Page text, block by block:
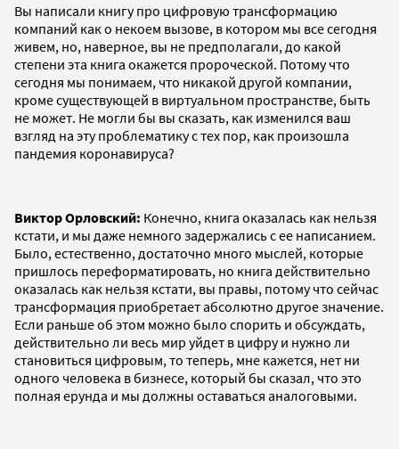
Вы написали книгу про цифровую трансформацию
компаний как о некоем вызове, в котором мы все сегодня
живем, но, наверное, вы не предполагали, до какой
степени эта книга окажется пророческой. Потому что
сегодня мы понимаем, что никакой другой компании,
кроме существующей в виртуальном пространстве, быть
не может. Не могли бы вы сказать, как изменился ваш
взгляд на эту проблематику с тех пор, как произошла
пандемия коронавируса?
Виктор Орловский: Конечно, книга оказалась как нельзя
кстати, и мы даже немного задержались с ее написанием.
Было, естественно, достаточно много мыслей, которые
пришлось переформатировать, но книга действительно
оказалась как нельзя кстати, вы правы, потому что сейчас
трансформация приобретает абсолютно другое значение.
Если раньше об этом можно было спорить и обсуждать,
действительно ли весь мир уйдет в цифру и нужно ли
становиться цифровым, то теперь, мне кажется, нет ни
одного человека в бизнесе, который бы сказал, что это
полная ерунда и мы должны оставаться аналоговыми.